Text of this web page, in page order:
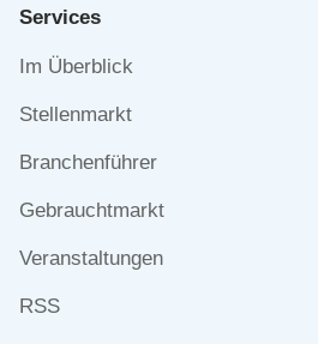
Services
Navigation
Im Überblick
Stellenmarkt
Branchenführer
Gebrauchtmarkt
Veranstaltungen
RSS